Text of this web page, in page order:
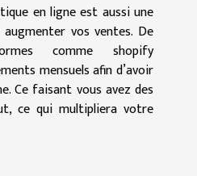
en ligne est aussi une
vos ventes. De
comme shopify
mensuels afin d’avoir
Ce faisant vous avez des
ce qui multipliera votre